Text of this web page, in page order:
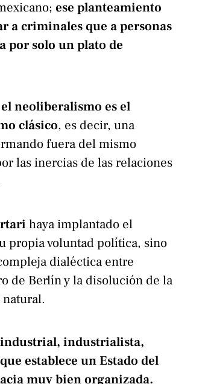
ese planteamiento
a criminales que a personas
por solo un plato de
el neoliberalismo es el
clásico, es decir, una
fuera del mismo
las inercias de las relaciones
haya implantado el
propia voluntad política, sino
dialéctica entre
de Berlín y la disolución de la
industrialista,
establece un Estado del
muy bien organizada.